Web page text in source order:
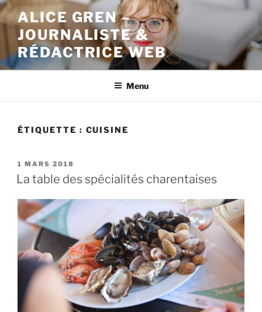
Aller
au
contenu
principal
ALICE GREN –
JOURNALISTE &
RÉDACTRICE WEB
Menu
ÉTIQUETTE : CUISINE
PUBLIÉ
LE
1 MARS 2018
La table des spécialités charentaises